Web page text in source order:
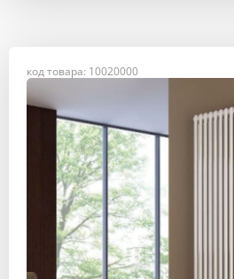
код товара: 10020000